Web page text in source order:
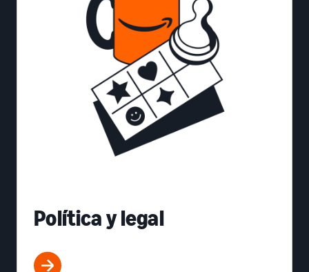
Política y legal